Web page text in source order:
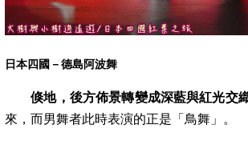
日本四國－德島阿波舞
倏地，後方佈景轉變成深藍與紅光交
來，而男舞者此時表演的正是「鳥舞」。